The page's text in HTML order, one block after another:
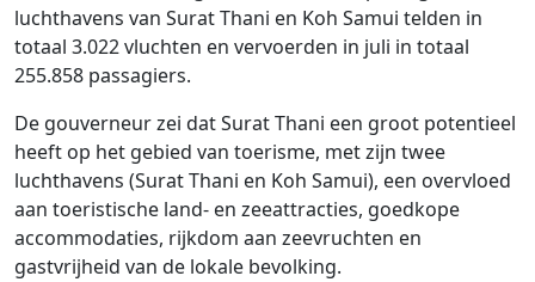
luchthavens van Surat Thani en Koh Samui telden in
totaal 3.022 vluchten en vervoerden in juli in totaal
255.858 passagiers.
De gouverneur zei dat Surat Thani een groot potentieel
heeft op het gebied van toerisme, met zijn twee
luchthavens (Surat Thani en Koh Samui), een overvloed
aan toeristische land- en zeeattracties, goedkope
accommodaties, rijkdom aan zeevruchten en
gastvrijheid van de lokale bevolking.